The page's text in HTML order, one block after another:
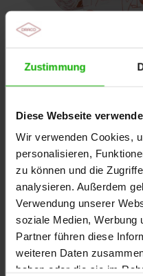
Zustimmung
Diese Webseite
Wir verwenden Cookies,
personalisieren,
zu können und die
analysieren. Außerdem
Verwendung unserer
soziale Medien, Werbung
Partner führen diese
weiteren Daten
haben oder die sie im
Wasserdichte Klebefolie
DracoFixiermull
Lieferfähigkeit gesichert